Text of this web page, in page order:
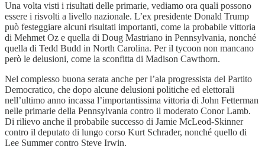
Una volta visti i risultati delle primarie, vediamo ora quali possono
essere i risvolti a livello nazionale. L’ex presidente Donald Trump
può festeggiare alcuni risultati importanti, come la probabile vittoria
di Mehmet Oz e quella di Doug Mastriano in Pennsylvania, nonché
quella di Tedd Budd in North Carolina. Per il tycoon non mancano
però le delusioni, come la sconfitta di Madison Cawthorn.
Nel complesso buona serata anche per l’ala progressista del Partito
Democratico, che dopo alcune delusioni politiche ed elettorali
nell’ultimo anno incassa l’importantissima vittoria di John Fetterman
nelle primarie della Pennsylvania contro il moderato Conor Lamb.
Di rilievo anche il probabile successo di Jamie McLeod-Skinner
contro il deputato di lungo corso Kurt Schrader, nonché quello di
Lee Summer contro Steve Irwin.